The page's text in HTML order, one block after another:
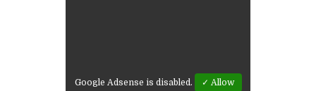
Google Adsense is disabled. ✓ Allow